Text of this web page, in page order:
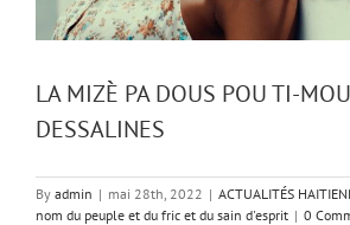
LA MIZÈ PA DOUS POU TI-
DESSALINES
By admin | mai 28th, 2022 | ACTUALITÉS
nom du peuple et du fric et du sain d'esprit | 0